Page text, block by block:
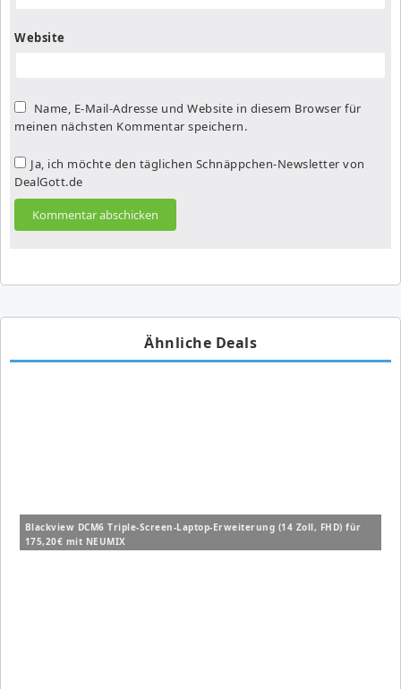
Website
Name, E-Mail-Adresse und Website in diesem Browser für
meinen nächsten Kommentar speichern.
Ja, ich möchte den täglichen Schnäppchen-Newsletter von
DealGott.de
Ähnliche Deals
Blackview DCM6 Triple-Screen-Laptop-Erweiterung (14 Zoll, FHD) für
175,20€ mit NEUMIX